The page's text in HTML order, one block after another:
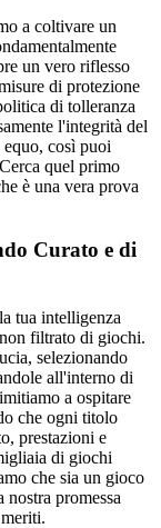
a coltivare un
un vero riflesso
di protezione
di tolleranza
l'integrità del
così puoi
quel primo
è una vera prova
Curato e di
tua intelligenza
filtrato di giochi.
selezionando
all'interno di
a ospitare
che ogni titolo
prestazioni e
di giochi
che sia un gioco
promessa